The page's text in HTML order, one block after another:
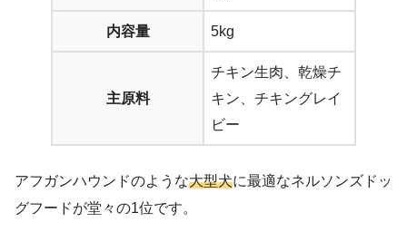
内容量 5kg
主原料
チキン生肉、乾燥チ
キン、チキングレイ
ビー
アフガンハウンドのような大型犬に最適なネルソンズドッ
グフードが堂々の1位です。